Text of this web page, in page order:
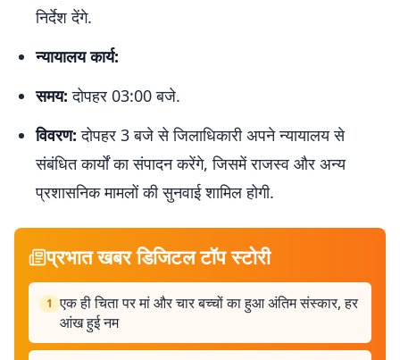
निर्देश देंगे.
न्यायालय कार्य:
समय: दोपहर 03:00 बजे.
विवरण: दोपहर 3 बजे से जिलाधिकारी अपने न्यायालय से
संबंधित कार्यों का संपादन करेंगे, जिसमें राजस्व और अन्य
प्रशासनिक मामलों की सुनवाई शामिल होगी.
प्रभात खबर डिजिटल टॉप स्टोरी
1 एक ही चिता पर मां और चार बच्चों का हुआ अंतिम संस्कार, हर
आंख हुई नम